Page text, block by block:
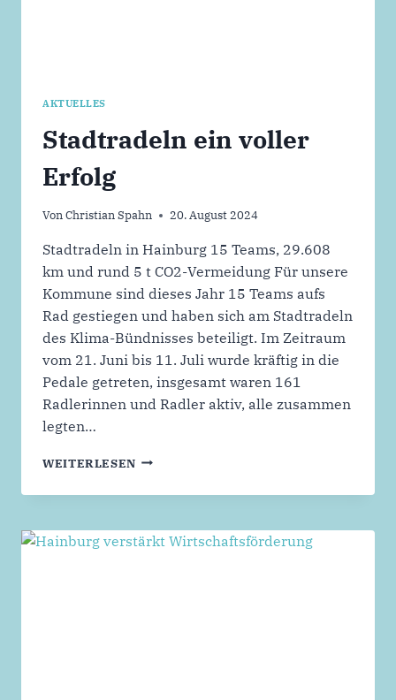
AKTUELLES
Stadtradeln ein voller
Erfolg
VonChristian Spahn 20. August 2024
Stadtradeln in Hainburg 15 Teams, 29.608
km und rund 5 t CO2-Vermeidung Für unsere
Kommune sind dieses Jahr 15 Teams aufs
Rad gestiegen und haben sich am Stadtradeln
des Klima-Bündnisses beteiligt. Im Zeitraum
vom 21. Juni bis 11. Juli wurde kräftig in die
Pedale getreten, insgesamt waren 161
Radlerinnen und Radler aktiv, alle zusammen
legten…
WEITERLESEN STADTRADELN
VOLLER